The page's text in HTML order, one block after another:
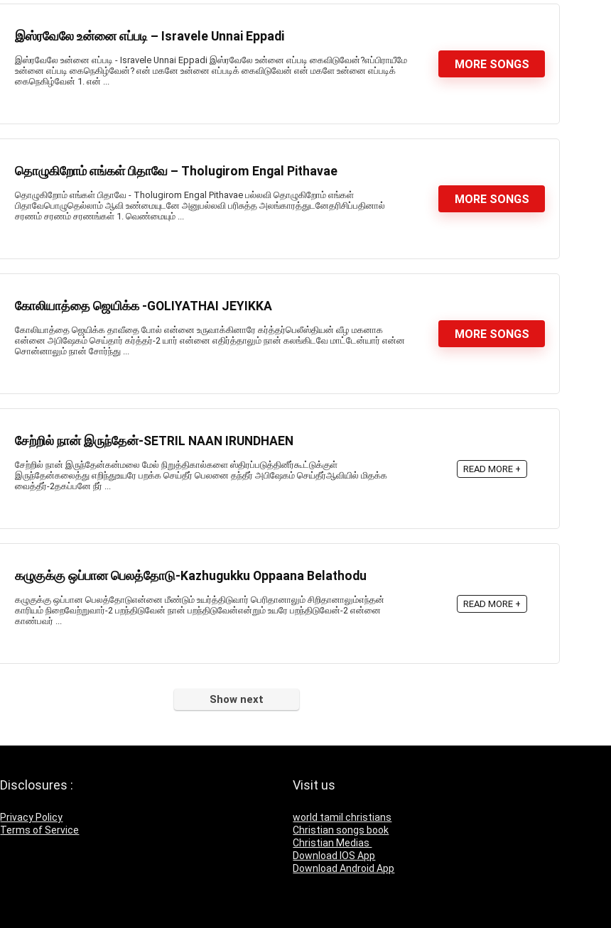
இஸ்ரவேலே உன்னை எப்படி – Isravele Unnai Eppadi
இஸ்ரவேலே உன்னை எப்படி - Isravele Unnai Eppadi இஸ்ரவேலே உன்னை எப்படி கைவிடுவேன்?எப்பிராயீமே
உன்னை எப்படி கைநெகிழ்வேன்? என் மகனே உன்னை எப்படிக் கைவிடுவேன் என் மகளே உன்னை எப்படிக்
கைநெகிழ்வேன் 1. என் ...
MORE SONGS
தொழுகிறோம் எங்கள் பிதாவே – Tholugirom Engal Pithavae
தொழுகிறோம் எங்கள் பிதாவே - Tholugirom Engal Pithavae பல்லவி தொழுகிறோம் எங்கள்
பிதாவேபொழுதெல்லாம் ஆவி உண்மையுடனே அனுபல்லவி பரிசுத்த அலங்காரத்துடனேதரிசிப்பதினால்
சரணம் சரணம் சரணங்கள் 1. வெண்மையும் ...
MORE SONGS
கோலியாத்தை ஜெயிக்க -GOLIYATHAI JEYIKKA
கோலியாத்தை ஜெயிக்க தாவீதை போல் என்னை உருவாக்கினாரே கர்த்தர்பெலீஸ்தியன் வீழ மகனாக
என்னை அபிஷேகம் செய்தார் கர்த்தர்-2 யார் என்னை எதிர்த்தாலும் நான் கலங்கிடவே மாட்டேன்யார் என்ன
சொன்னாலும் நான் சோர்ந்து ...
MORE SONGS
சேற்றில் நான் இருந்தேன்-SETRIL NAAN IRUNDHAEN
சேற்றில் நான் இருந்தேன்கன்மலை மேல் நிறுத்திகால்களை ஸ்திரப்படுத்தினீர்கூட்டுக்குள்
இருந்தேன்கலைத்து எறிந்துஉயரே பறக்க செய்தீர் பெலனை தந்தீர் அபிஷேகம் செய்தீர்ஆவியில் மிதக்க
வைத்தீர்-2தகப்பனே நீர் ...
READ MORE +
கழுகுக்கு ஒப்பான பெலத்தோடு-Kazhugukku Oppaana Belathodu
கழுகுக்கு ஒப்பான பெலத்தோடுஎன்னை மீண்டும் உயர்த்திடுவார் பெரிதானாலும் சிறிதானாலும்எந்தன்
காரியம் நிறைவேற்றுவார்-2 பறந்திடுவேன் நான் பறந்திடுவேன்என்றும் உயரே பறந்திடுவேன்-2 என்னை
காண்பவர் ...
READ MORE +
Show next
Disclosures :
Privacy Policy
Terms of Service
Visit us
world tamil christians
Christian songs book
Christian Medias
Download IOS App
Download Android App